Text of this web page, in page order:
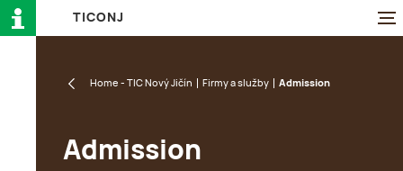
TI CON J
Home - TIC Nový Jičín Firmy a služby Admission
Admission